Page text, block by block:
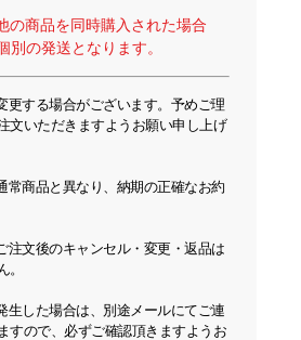
の商品を同時購入された場合
別の発送となります。
更する場合がございます。予めご理
文いただきますようお願い申し上げ
常商品と異なり、納期の正確なお約
注文後のキャンセル・変更・返品は
生した場合は、別途メールにてご連
すので、必ずご確認頂きますようお